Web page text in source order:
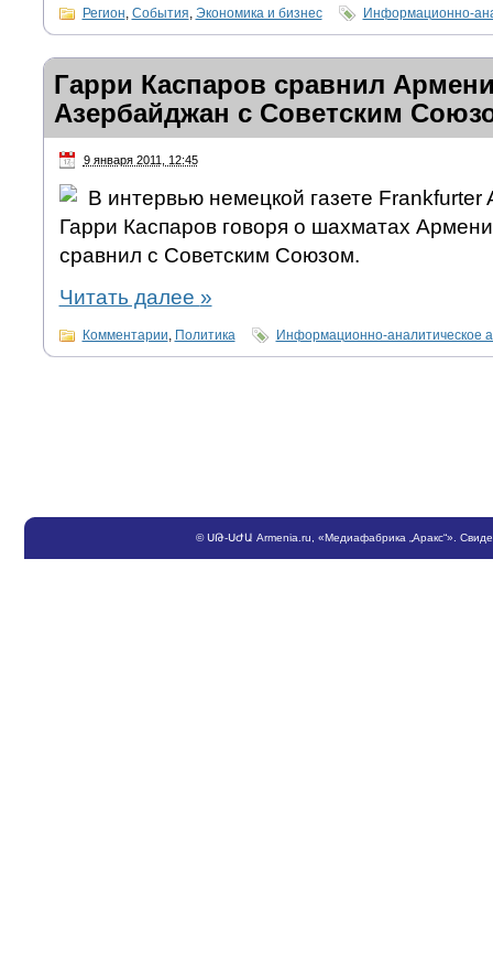
Регион, События, Экономика и бизнес Информационно-
Гарри Каспаров сравнил
Азербайджан с Советским
9 января 2011, 12:45
В интервью немецкой газете Frankfurter
Гарри Каспаров говоря о шахматах
сравнил с Советским Союзом.
Читать далее »
Комментарии Политика Информационно-аналитическое
©ՍԹ-ՍԺԱ Armenia.ru , «Медиафабрика „Аракс“».